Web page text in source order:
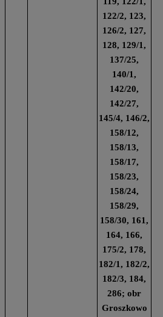
122/2, 123,
126/2, 127,
128, 129/1,
137/25,
140/1,
142/20,
142/27,
145/4, 146/2,
158/12,
158/13,
158/17,
158/23,
158/24,
158/29,
158/30, 161,
164, 166,
175/2, 178,
182/1, 182/2,
182/3, 184,
286; obr
Groszkowo